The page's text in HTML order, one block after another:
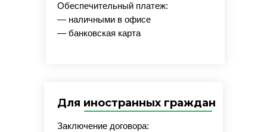
Для иностранных граждан
Обеспечительный платеж:
— наличными в офисе
— банковская карта
Заключение договора: